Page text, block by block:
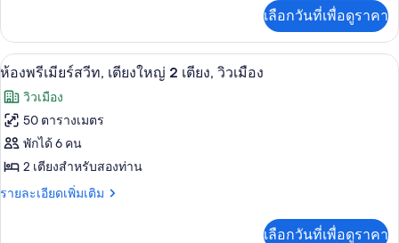
เตียง
ใหญ่
2
เตียง
เกี่ยว
กับ
ห้อง
สวี
ท,
เตียง
ใหญ่
2
เลือกวันที่เพื่อดูราคา
เปิด
ภาพถ่าย
ทั้งหมด
ของ
ห้อง
พรีเมียร์
ห้องพรีเมียร์สวีท, เตียงใหญ่ 2 เตียง,
9
ห้องพรีเมียร์สวีท, เตียงใหญ่ 2 เตียง, วิวเมือง
วิวเมือง
50 ตารางเมตร
พักได้ 6 คน
2 เตียงสำหรับสองท่าน
รายละเอียดเพิ่มเติม
ราย
เลือกวันที่เพื่อดูราคา